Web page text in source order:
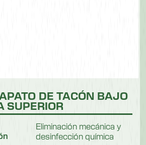
DE TACÓN BAJO
SUPERIOR
Eliminación mecánica y
desinfección química